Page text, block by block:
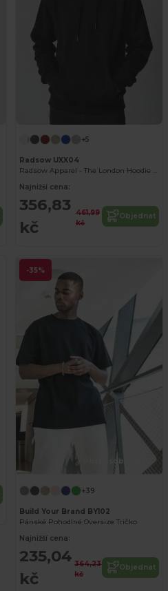
+5
Radsow UXX04
Radsow Apparel - The London Hoodie Men
Najnižší cena:
356,83
kč
461,99
kč
Objednat
-35%
Přizpůsobte si to!
+39
Build Your Brand BY102
Pánské Pohodlné Oversize Tričko
Najnižší cena:
235,04
kč
364,23
kč
Objednat